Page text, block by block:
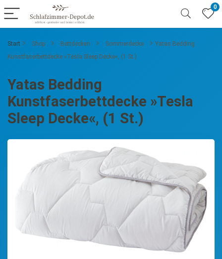
0
Start Shop Bettdecken Sommerdecke
Yatas Bedding
Kunstfaserbettdecke »Tesla Sleep Decke«, (1 St.)
Yatas Bedding
Kunstfaserbettdecke »Tesla
Sleep Decke«, (1 St.)